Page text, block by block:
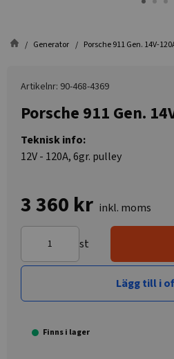
Generator Porsche 911 Gen. 14V-
Artikelnr: 90-468-4369
Porsche 911 Gen.
Teknisk info:
12V - 120A, 6gr. pulley
3 360 kr inkl. moms
st
Lägg till i
Finns i lager